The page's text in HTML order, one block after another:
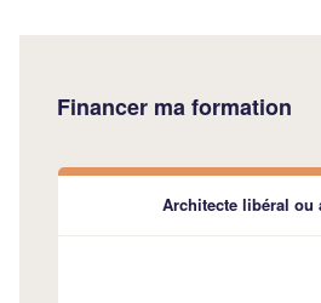
Financer ma formation
Architecte libéral ou